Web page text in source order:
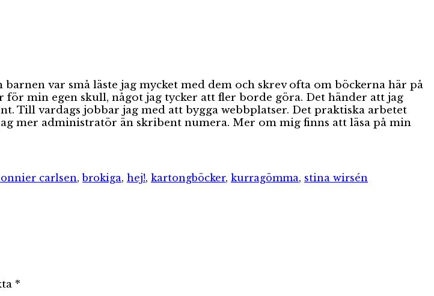
var små läste jag mycket med dem och skrev ofta om böckerna här på
min egen skull, något jag tycker att fler borde göra. Det händer att jag
Till vardags jobbar jag med att bygga webbplatser. Det praktiska arbetet
mer administratör än skribent numera. Mer om mig finns att läsa på min
carlsen,brokiga, hej!, kartongböcker, kurragömma, stina wirsén
*